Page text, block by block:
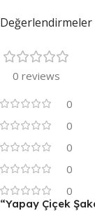
Değerlendirmeler
0 reviews
0
0
0
0
0
“Yapay Çiçek